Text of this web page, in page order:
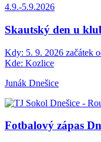
4.9.-5.9.2026
Skautský den u
Kdy: 5. 9. 2026 začátek
Kde: Kozlice
Junák Dnešice
Fotbalový zápas